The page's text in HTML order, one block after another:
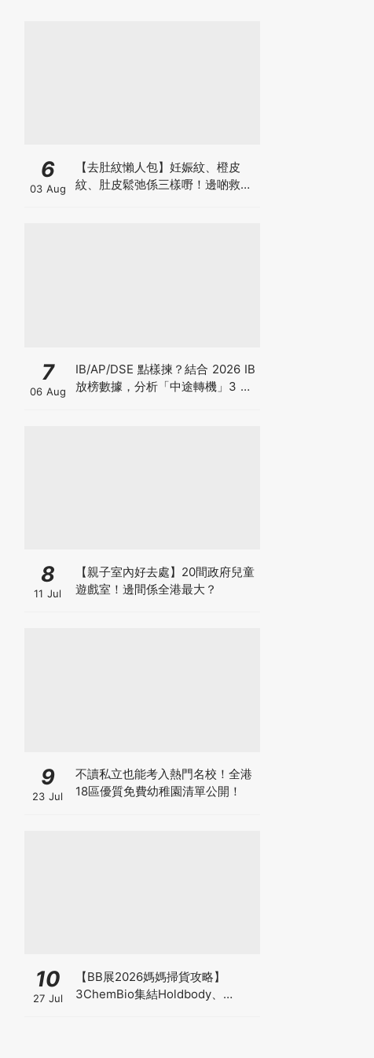
6
03 Aug
【去肚紋懶人包】妊娠紋、橙皮
紋、肚皮鬆弛係三樣嘢！邊啲救得
7
06 Aug
IB/AP/DSE 點樣揀？結合 2026 IB
放榜數據，分析「中途轉機」3 大
8
11 Jul
【親子室內好去處】20間政府兒童
遊戲室！邊間係全港最大？
9
23 Jul
不讀私立也能考入熱門名校！全港
18區優質免費幼稚園清單公開！
10
27 Jul
【BB展2026媽媽掃貨攻略】
3ChemBio集結Holdbody、